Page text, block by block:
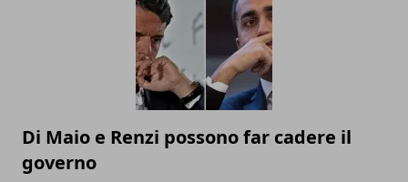
Di Maio e Renzi possono far cadere il
governo